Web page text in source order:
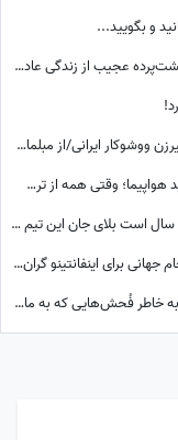
و بگویید...
تماشا کنید| افشاگری طلایی میثاقی؛ رازهای پنهان و پشت‌پرده عجیب از زندگی عادل فردوسی‌پور که تا امروز نشنیده بودید!
نگاهی به چیدمان منزل شیک شهربانو منصوریان، شیرزن ووشوکار ایرانی/از مبلمان مدرن و پرده اعیانی تا فرش آبی فیروزه‌ای
ببینید| واکنش باورنکردنی علی دایی به تکان‌های شدید هواپیما؛ وقتی همه از ترس رنگشان پریده بود اما آقای فوتبالیست...
هشدار جدی سرمربی پرسپولیس برای موردی که چند سال است بلای جان این تیم شده: بفهمم برخورد جدی می‌کنم
عذرخواهی رئیس فیفا هم دیگر فایده ندارد! فروش جام جهانی برای اینفانتینو گران تمام شد
علیرضا بیرانوند،دروازه بان تراکتور : داور به من گفت به خاطر فُحش‌هایی که به مادرت میدن بهت کارت نمیدم!/ ما حواله ماشین نگرفتیم